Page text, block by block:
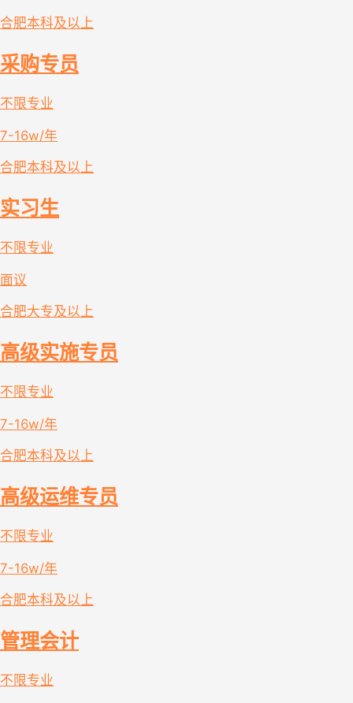
合肥本科及以上
采购专员
不限专业
7-16w/年
合肥本科及以上
实习生
不限专业
面议
合肥大专及以上
高级实施专员
不限专业
7-16w/年
合肥本科及以上
高级运维专员
不限专业
7-16w/年
合肥本科及以上
管理会计
不限专业